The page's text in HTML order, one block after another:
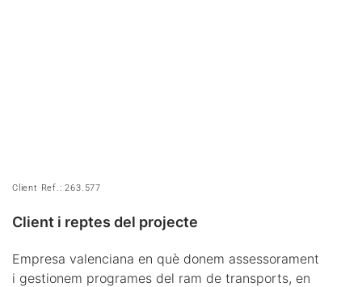
Client Ref.: 263.577
Client i reptes del projecte
Empresa valenciana en què donem assessorament
i gestionem programes del ram de transports, en